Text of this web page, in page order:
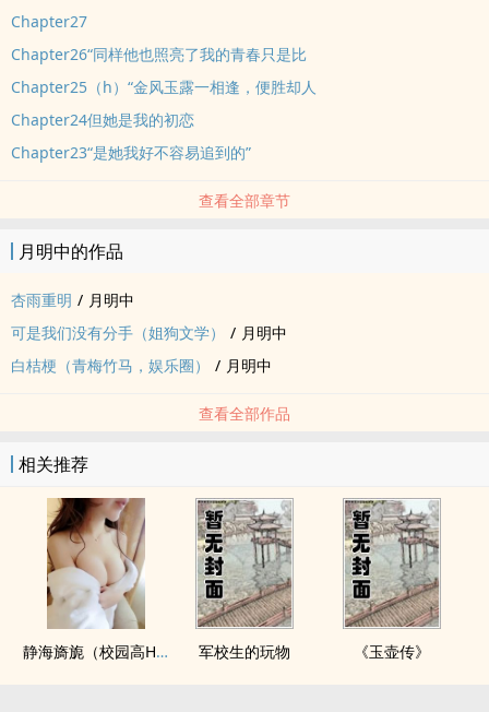
Chapter27
Chapter26“同样他也照亮了我的青春只是比
Chapter25（h）“金风玉露一相逢，便胜却人
Chapter24但她是我的初恋
Chapter23“是她我好不容易追到的”
查看全部章节
月明中的作品
杏雨重明 / 月明中
可是我们没有分手（姐狗文学）
/ 月明中
白桔梗（青梅竹马，娱乐圈）
/ 月明中
查看全部作品
相关推荐
静海旖旎（校园高H） 军校生的玩物 《玉壶传》